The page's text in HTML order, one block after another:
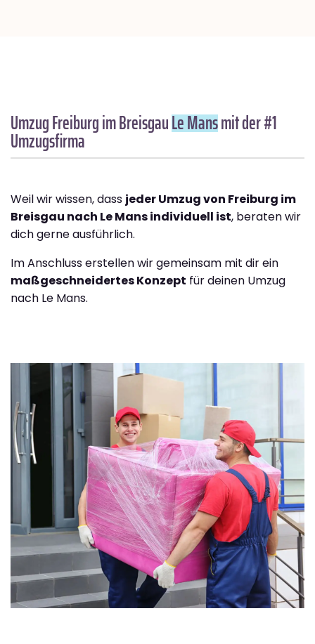
Umzug Freiburg im BreisgauLe Mansmit der #1
Umzugsfirma
Weil wir wissen, dass jeder Umzug von Freiburg im
Breisgau nach Le Mans individuell ist, beraten wir
dich gerne ausführlich.
Im Anschluss erstellen wir gemeinsam mit dir ein
maßgeschneidertes Konzept für deinen Umzug
nach Le Mans.